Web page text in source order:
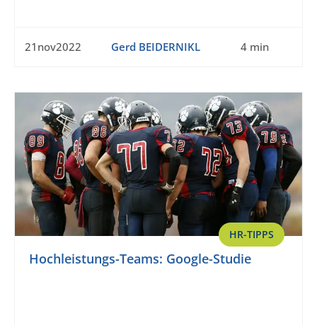
21nov2022 Gerd BEIDERNIKL 4 min
HR-TIPPS
Hochleistungs-Teams: Google-Studie